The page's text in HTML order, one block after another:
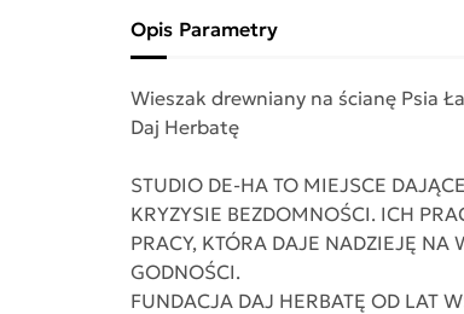
Opis Parametry
Wieszak drewniany na ścianę Psia
Daj Herbatę
STUDIO DE-HA TO MIEJSCE
KRYZYSIE BEZDOMNOŚCI. ICH
PRACY, KTÓRA DAJE NADZIEJĘ
GODNOŚCI.
FUNDACJA DAJ HERBATĘ OD LAT